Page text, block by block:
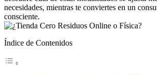
necesidades, mientras te conviertes en un
consciente.
Índice de Contenidos